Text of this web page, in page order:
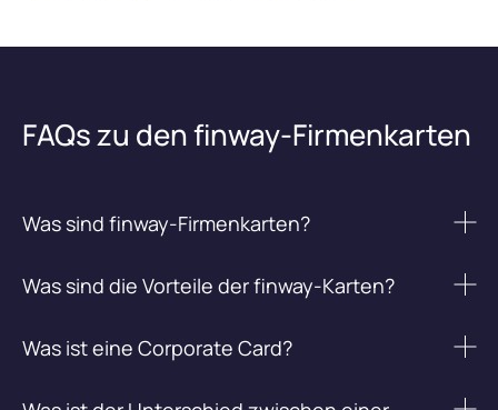
FAQs zu den finway-Firmenkarten
Was sind finway-Firmenkarten?
finway-Firmenkarten sind Mastercard® Business Debit
Karten, die von Paynetics AD gemäß einer Lizenz von
Mastercard® ausgegeben werden. Diese können Sie für
Ihre Mitarbeiter:innen erstellen, sodass diese Online-
und Offline-Käufe tätigen können, ohne privat Beträge
Was sind die Vorteile der finway-Karten?
Automatisierte Zuordnung von Belegen und
Transaktionen
Was ist eine Corporate Card?
„Corporate Card“ ist der englischsprachige Begriff für